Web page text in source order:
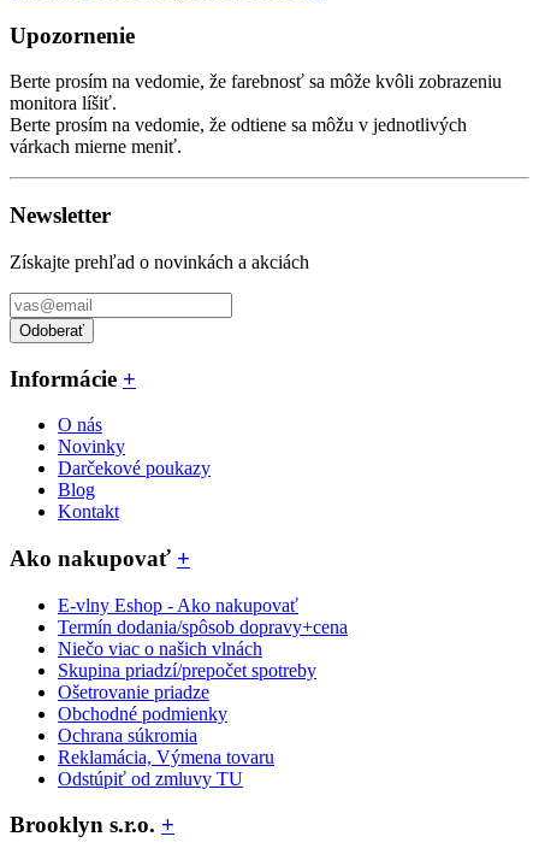
Upozornenie
Berte prosím na vedomie, že farebnosť sa môže kvôli zobrazeniu
monitora líšiť.
Berte prosím na vedomie, že odtiene sa môžu v jednotlivých
várkach mierne meniť.
Newsletter
Získajte prehľad o novinkách a akciách
Odoberať
Informácie +
O nás
Novinky
Darčekové poukazy
Blog
Kontakt
Ako nakupovať +
E-vlny Eshop - Ako nakupovať
Termín dodania/spôsob dopravy+cena
Niečo viac o našich vlnách
Skupina priadzí/prepočet spotreby
Ošetrovanie priadze
Obchodné podmienky
Ochrana súkromia
Reklamácia, Výmena tovaru
Odstúpiť od zmluvy TU
Brooklyn s.r.o. +